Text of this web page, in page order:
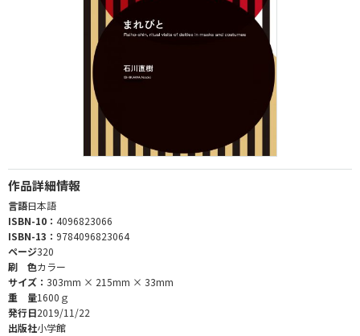
作品詳細情報
言語日本語
ISBN-10： 4096823066
ISBN-13： 9784096823064
ページ320
刷 色カラー
サイズ： 303mm × 215mm × 33mm
重 量1600ｇ
発行日2019/11/22
出版社小学館